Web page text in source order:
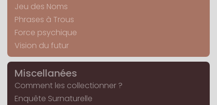
Jeu des Noms
Phrases à Trous
Force psychique
Vision du futur
Miscellanées
Comment les collectionner ?
Enquête Surnaturelle